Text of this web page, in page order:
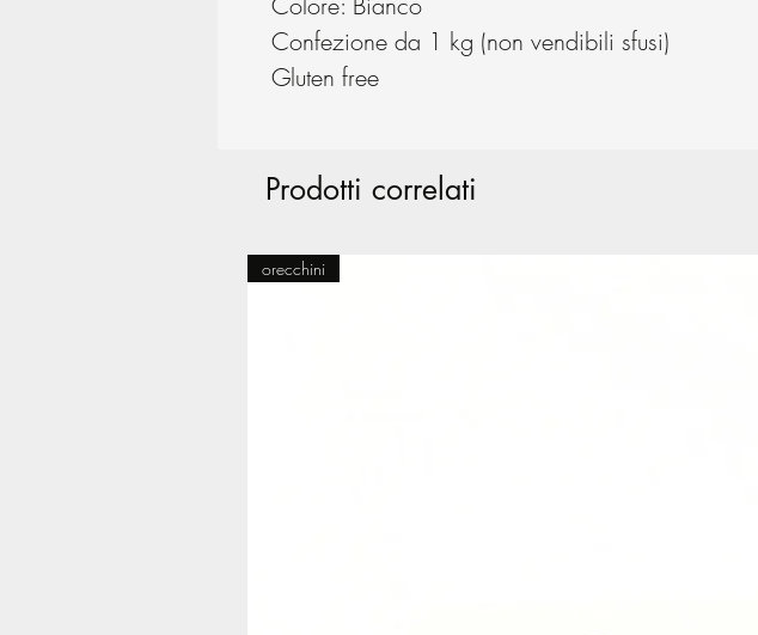
Confezione da 1 kg (non vendibili sfusi)
Gluten free
Prodotti correlati
orecchini